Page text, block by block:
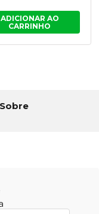
ADICIONAR AO
CARRINHO